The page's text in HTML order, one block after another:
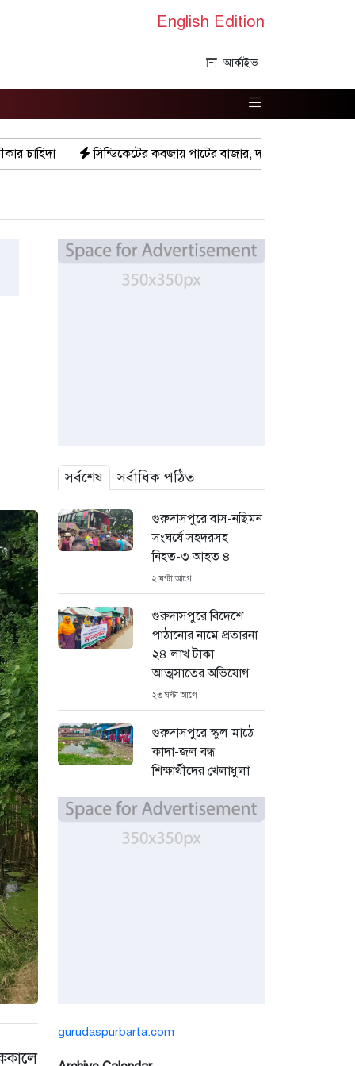
English Edition
আর্কাইভ
কবজায় পাটের বাজার, দাম বিপর্যয়ে চাষীদের ক্ষোভ
সর্বশেষ সর্বাধিক পঠিত
গুরুদাসপুরে বাস-নছিমন
সংঘর্ষে সহদরসহ
নিহত-৩ আহত ৪
২ ঘণ্টা আগে
গুরুদাসপুরে বিদেশে
পাঠানোর নামে প্রতারনা
২৪ লাখ টাকা
আত্মসাতের অভিযোগ
২৩ ঘণ্টা আগে
গুরুদাসপুরে স্কুল মাঠে
কাদা-জল বন্ধ
শিক্ষার্থীদের খেলাধুলা
২ দিন আগে
বর্ষার পানিতে টইটুম্বুর
gurudaspurbarta.com